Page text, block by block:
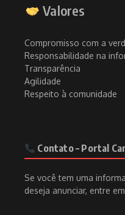
Valores
Compromisso com a
Responsabilidade na
Transparência
Agilidade
Respeito à comunidade
Contato – Portal
Se você tem uma
deseja anunciar, entre